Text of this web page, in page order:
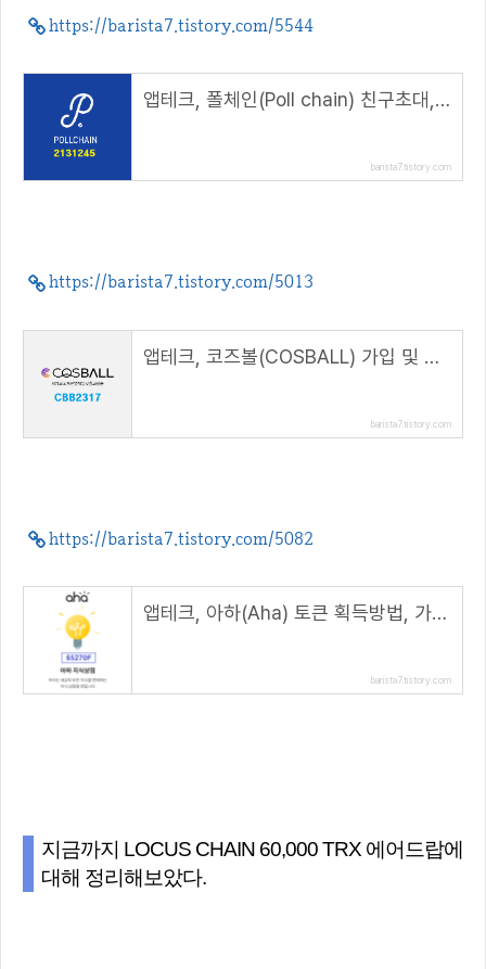
https://barista7.tistory.com/5544
앱테크, 폴체인(Poll chain) 친구초대, 150 POLL 에어드랍( 추천코드 : 2131245 )
barista7.tistory.com
https://barista7.tistory.com/5013
앱테크, 코즈볼(COSBALL) 가입 및 리워드 적립방법( 추천코드 : CBB2317 )
barista7.tistory.com
https://barista7.tistory.com/5082
앱테크, 아하(Aha) 토큰 획득방법, 가입시 120 AHT 지급( 추천 코드 : 65270F )
barista7.tistory.com
지금까지 LOCUS CHAIN 60,000 TRX 에어드랍에
대해 정리해보았다.